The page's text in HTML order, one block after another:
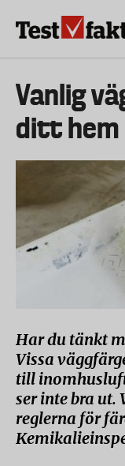
Huvudmeny
ny
Vanlig
ditt hem
Har du tänkt
Vissa
till
ser inte bra ut.
reglerna för